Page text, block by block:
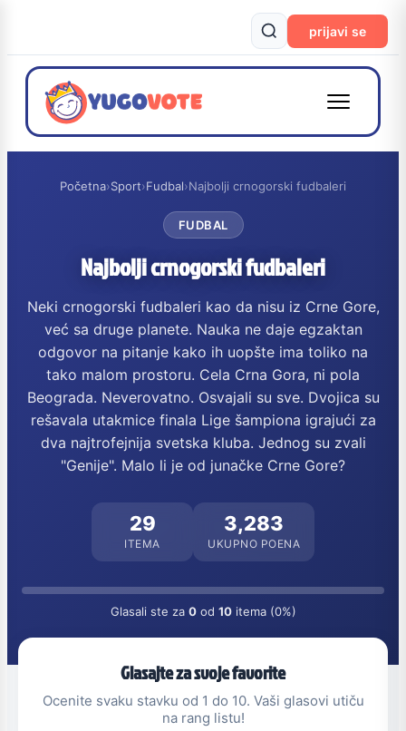
prijavi se
Početna›Sport›Fudbal›Najbolji crnogorski fudbaleri
FUDBAL
Najbolji crnogorski fudbaleri
Neki crnogorski fudbaleri kao da nisu iz Crne Gore,
već sa druge planete. Nauka ne daje egzaktan
odgovor na pitanje kako ih uopšte ima toliko na
tako malom prostoru. Cela Crna Gora, ni pola
Beograda. Neverovatno. Osvajali su sve. Dvojica su
rešavala utakmice finala Lige šampiona igrajući za
dva najtrofejnija svetska kluba. Jednog su zvali
"Genije". Malo li je od junačke Crne Gore?
29
ITEMA
3,283
UKUPNO POENA
Glasali ste za 0od 10itema (0%)
Glasajte za svoje favorite
Ocenite svaku stavku od 1 do 10. Vaši glasovi utiču
na rang listu!